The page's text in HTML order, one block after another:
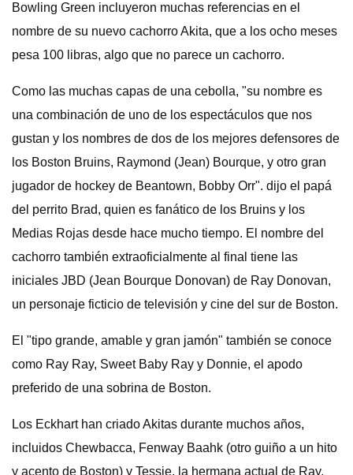
Bowling Green incluyeron muchas referencias en el
nombre de su nuevo cachorro Akita, que a los ocho meses
pesa 100 libras, algo que no parece un cachorro.
Como las muchas capas de una cebolla, "su nombre es
una combinación de uno de los espectáculos que nos
gustan y los nombres de dos de los mejores defensores de
los Boston Bruins, Raymond (Jean) Bourque, y otro gran
jugador de hockey de Beantown, Bobby Orr". dijo el papá
del perrito Brad, quien es fanático de los Bruins y los
Medias Rojas desde hace mucho tiempo. El nombre del
cachorro también extraoficialmente al final tiene las
iniciales JBD (Jean Bourque Donovan) de Ray Donovan,
un personaje ficticio de televisión y cine del sur de Boston.
El "tipo grande, amable y gran jamón" también se conoce
como Ray Ray, Sweet Baby Ray y Donnie, el apodo
preferido de una sobrina de Boston.
Los Eckhart han criado Akitas durante muchos años,
incluidos Chewbacca, Fenway Baahk (otro guiño a un hito
y acento de Boston) y Tessie, la hermana actual de Ray,